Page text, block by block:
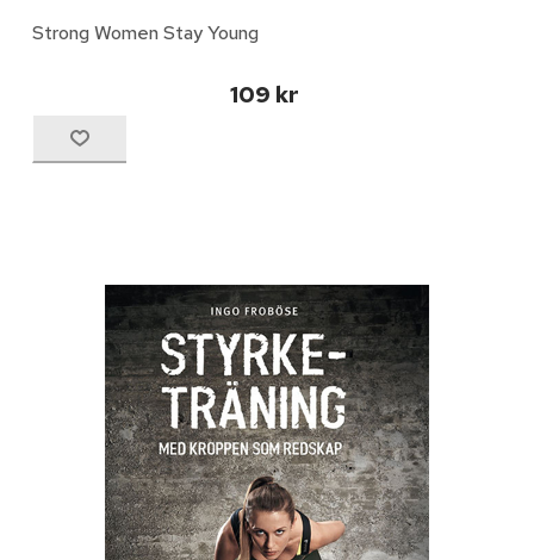
Strong Women Stay Young
109 kr